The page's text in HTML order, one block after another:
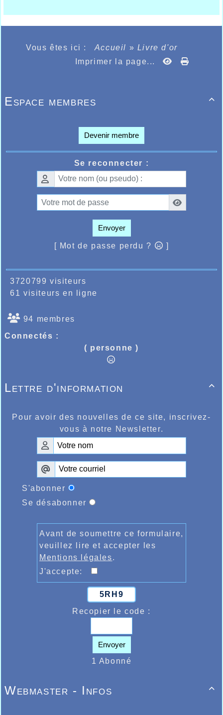
Vous êtes ici : Accueil » Livre d'or
Imprimer la page...

Espace membres
Devenir membre
Se reconnecter :
Envoyer
[ Mot de passe perdu ? ]
3720799 visiteurs
61 visiteurs en ligne
94 membres
Connectés :
( personne )

Lettre d'information
Pour avoir des nouvelles de ce site, inscrivez-
vous à notre Newsletter.
S'abonner
Se désabonner
Avant de soumettre ce formulaire,
veuillez lire et accepter les
Mentions légales.
J'accepte:
5RH9
Recopier le code :
Envoyer
1 Abonné

Webmaster - Infos